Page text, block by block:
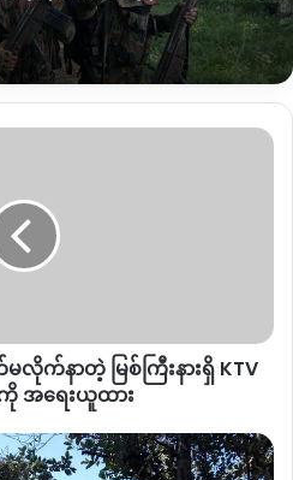
ယ်ဟာတွေ အသက်ဝင်သေး
င်တော့ဘူးလဲ ဆိုတာကို ကျနော်
ောဆိုသည်။
မှမလုပ်သေးကြောင်း ဦးဇော်ဌေး
ဝင်အကျိုးဆောင် အဖြစ်
ော်တို့ဆီက စာတွေ သတင်းစကား
ရင် ကျနော်တို့ကို ဆက်သွယ်တယ်။
က်နာတဲ့ မြစ်ကြီးနားရှိ KTV
အရေးယူထား